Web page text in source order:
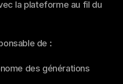
la plateforme au fil du
de :
des générations